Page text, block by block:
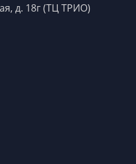
д. 18г (ТЦ ТРИО)